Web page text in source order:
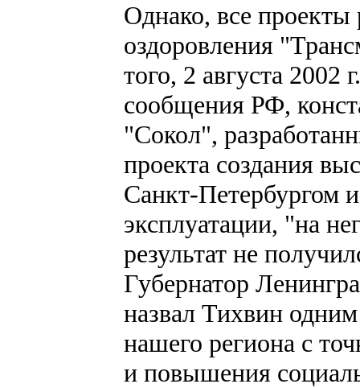
Однако, все проекты
оздоровления
того, 2 августа 2002
сообщения РФ,
"Сокол",
проекта создания
Санкт-Петербургом
эксплуатации, "на
результат не
Губернатор
назвал Тихвин
нашего региона с
и повышения